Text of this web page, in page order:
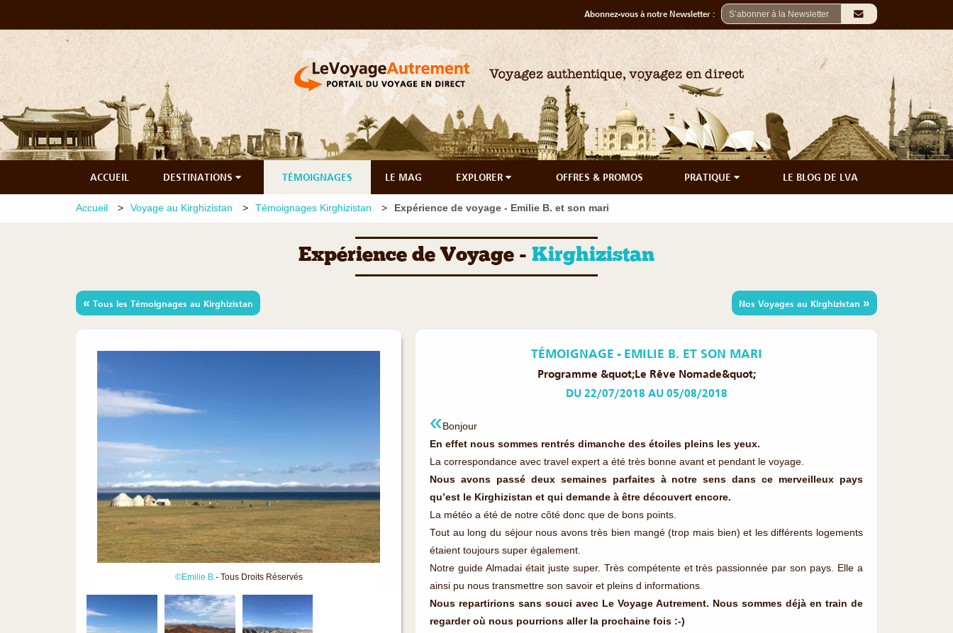
Abonnez-vous à notre Newsletter :
ACCUEIL DESTINATIONS TÉMOIGNAGES LE MAG EXPLORER OFFRES & PROMOS PRATIQUE LE BLOG DE LVA
Accueil Voyage au Kirghizistan Témoignages Kirghizistan Expérience de voyage - Emilie B. et son mari
Expérience de Voyage - Kirghizistan
« Tous les Témoignages au Kirghizistan Nos Voyages au Kirghizistan »
©Emilie B.- Tous Droits Réservés
TÉMOIGNAGE - EMILIE B. ET SON MARI
Programme &quot;Le Rêve Nomade&quot;
DU 22/07/2018 AU 05/08/2018
Bonjour
En effet nous sommes rentrés dimanche des étoiles pleins les yeux.
La correspondance avec travel expert a été très bonne avant et pendant le voyage.
Nous avons passé deux semaines parfaites à notre sens dans ce merveilleux pays
qu’est le Kirghizistan et qui demande à être découvert encore.
La météo a été de notre côté donc que de bons points.
Tout au long du séjour nous avons très bien mangé (trop mais bien) et les différents logements
étaient toujours super également.
Notre guide Almadai était juste super. Très compétente et très passionnée par son pays. Elle a
ainsi pu nous transmettre son savoir et pleins d informations.
Nous repartirions sans souci avec Le Voyage Autrement. Nous sommes déjà en train de
regarder où nous pourrions aller la prochaine fois :-)